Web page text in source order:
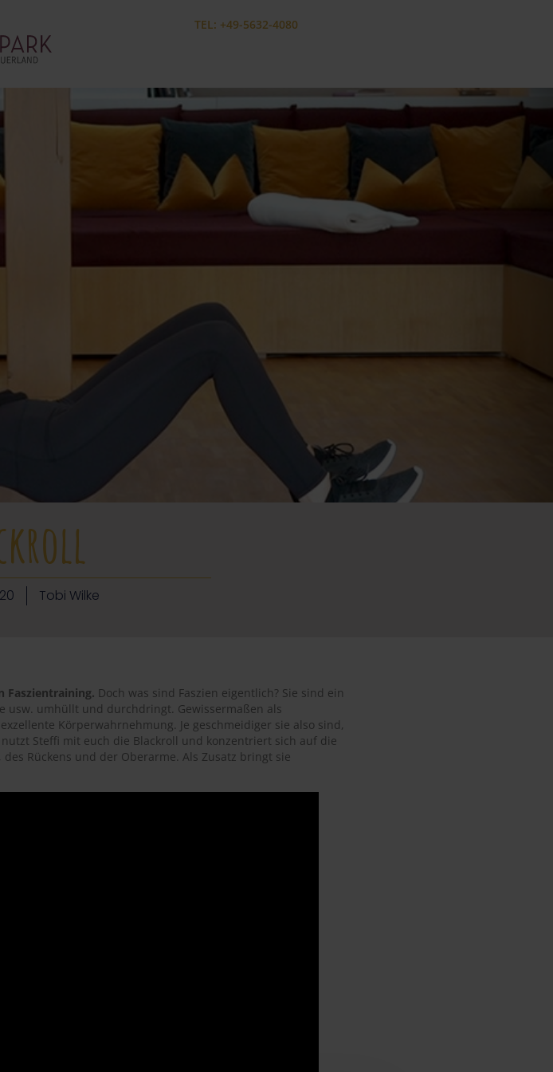
TEL: +49-5632-4080
Tobi Wilke
Faszientraining. Doch was sind Faszien eigentlich? Sie sind ein
usw. umhüllt und durchdringt. Gewissermaßen als
Körperwahrnehmung. Je geschmeidiger sie also sind,
Steffi mit euch die Blackroll und konzentriert sich auf die
Rückens und der Oberarme. Als Zusatz bringt sie